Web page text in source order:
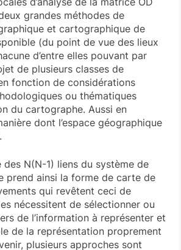
grandes méthodes de
et cartographique de
(du point de vue des lieux
d’entre elles pouvant par
de plusieurs classes de
fonction de considérations
ou thématiques
du cartographe. Aussi en
dont l’espace géographique
N(N-1) liens du système de
prend ainsi la forme de carte de
qui revêtent ceci de
nécessitent de sélectionner ou
de l’information à représenter et
de la représentation proprement
plusieurs approches sont